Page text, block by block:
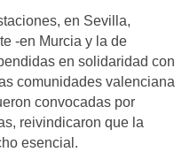
en Sevilla,
-en Murcia y la de
en solidaridad con
comunidades valenciana
convocadas por
reivindicaron que la
esencial.